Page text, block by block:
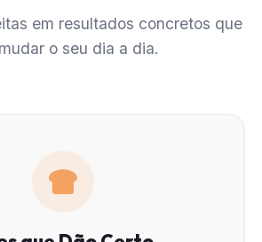
em resultados concretos que
o seu dia a dia.